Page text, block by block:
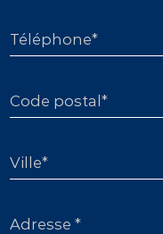
Téléphone*
Code postal*
Ville*
Adresse *